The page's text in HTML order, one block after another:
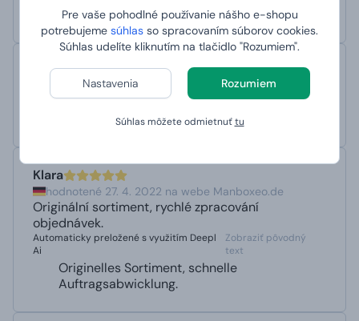
Pre vaše pohodlné používanie nášho e-shopu
potrebujeme súhlas so spracovaním súborov cookies.
Súhlas udelíte kliknutím na tlačidlo "Rozumiem".
Nastavenia Rozumiem
Súhlas môžete odmietnuťtu
Maximální spokojenost
Šárka
hodnotené 19. 1. 2023 na webe Heureka
Rychlé dodání zboží
Kvalita zboží
Klara
hodnotené 27. 4. 2022 na webe Manboxeo.de
Originální sortiment, rychlé zpracování
objednávek.
Automaticky preložené s využitím Deepl
Ai
Zobraziť pôvodný
text
Originelles Sortiment, schnelle
Auftragsabwicklung.